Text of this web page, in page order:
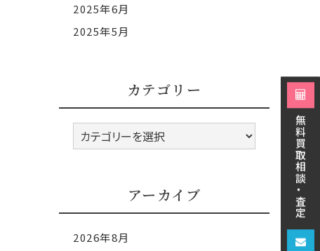
無料買取相談・査定
2025年6月
2025年5月
カテゴリー
カ
テ
アーカイブ
2026年8月